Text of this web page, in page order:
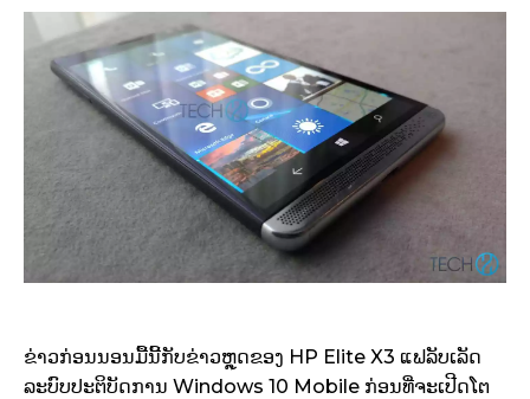
ຂ່າວກ່ອນນອນມື້ນີ້ກັບຂ່າວຫຼຸດຂອງ HP Elite X3 ແຟລັບເລັດ
ລະບົບປະຕິບັດການ Windows 10 Mobile ກ່ອນທີ່ຈະເປີດໂຕ